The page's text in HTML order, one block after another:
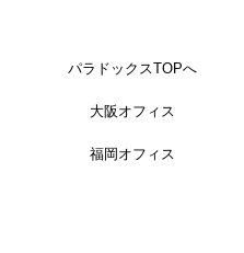
パラドックスTOPへ
大阪オフィス
福岡オフィス